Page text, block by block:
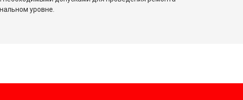
уровне.